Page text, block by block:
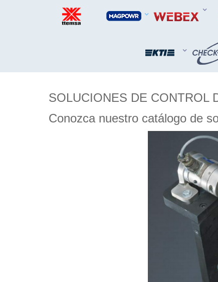
SOLUCIONES DE CONTROL
Conozca nuestro catálogo de